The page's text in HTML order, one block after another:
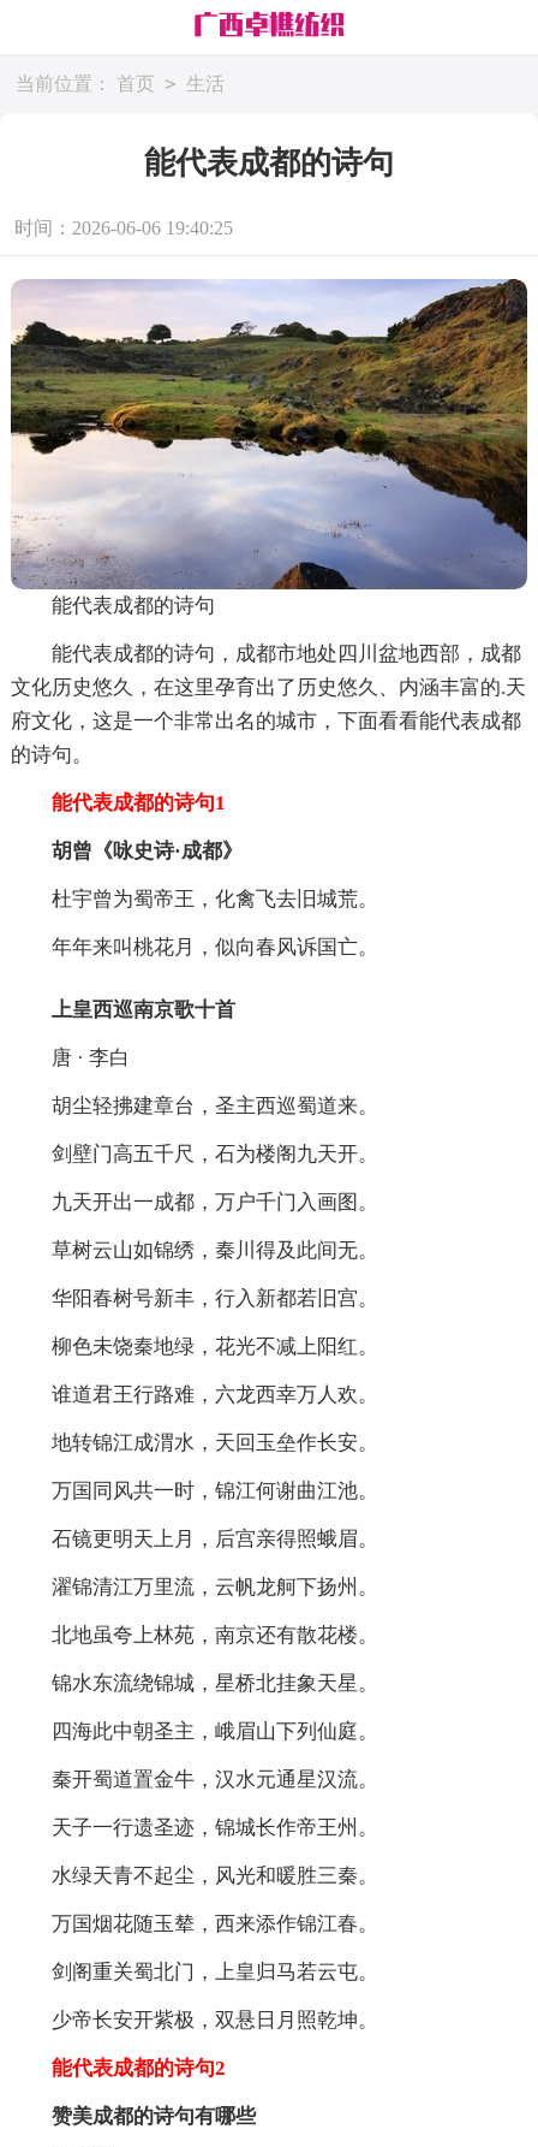
当前位置： 首页 > 生活
能代表成都的诗句
时间：2026-06-06 19:40:25
能代表成都的诗句
能代表成都的诗句，成都市地处四川盆地西部，成都
文化历史悠久，在这里孕育出了历史悠久、内涵丰富的.天
府文化，这是一个非常出名的城市，下面看看能代表成都
的诗句。
能代表成都的诗句1
胡曾《咏史诗·成都》
杜宇曾为蜀帝王，化禽飞去旧城荒。
年年来叫桃花月，似向春风诉国亡。
上皇西巡南京歌十首
唐 · 李白
胡尘轻拂建章台，圣主西巡蜀道来。
剑壁门高五千尺，石为楼阁九天开。
九天开出一成都，万户千门入画图。
草树云山如锦绣，秦川得及此间无。
华阳春树号新丰，行入新都若旧宫。
柳色未饶秦地绿，花光不减上阳红。
谁道君王行路难，六龙西幸万人欢。
地转锦江成渭水，天回玉垒作长安。
万国同风共一时，锦江何谢曲江池。
石镜更明天上月，后宫亲得照蛾眉。
濯锦清江万里流，云帆龙舸下扬州。
北地虽夸上林苑，南京还有散花楼。
锦水东流绕锦城，星桥北挂象天星。
四海此中朝圣主，峨眉山下列仙庭。
秦开蜀道置金牛，汉水元通星汉流。
天子一行遗圣迹，锦城长作帝王州。
水绿天青不起尘，风光和暖胜三秦。
万国烟花随玉辇，西来添作锦江春。
剑阁重关蜀北门，上皇归马若云屯。
少帝长安开紫极，双悬日月照乾坤。
能代表成都的诗句2
赞美成都的诗句有哪些